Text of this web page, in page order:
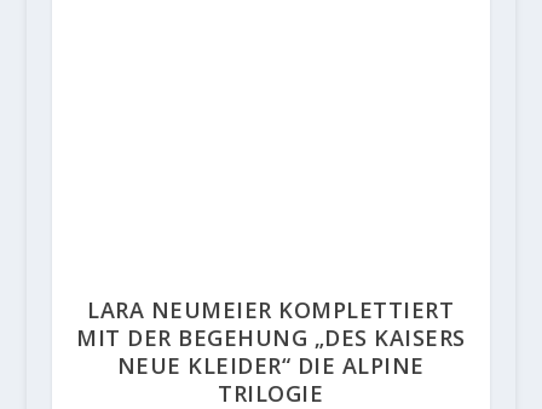
LARA NEUMEIER KOMPLETTIERT
MIT DER BEGEHUNG „DES KAISERS
NEUE KLEIDER“ DIE ALPINE
TRILOGIE